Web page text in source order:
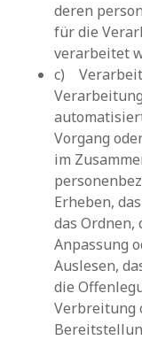
deren
für die
verarbeitet
c)
Vorgang
im
Erheben,
das Ordnen,
Anpassung
Auslesen,
die
Verbreitung